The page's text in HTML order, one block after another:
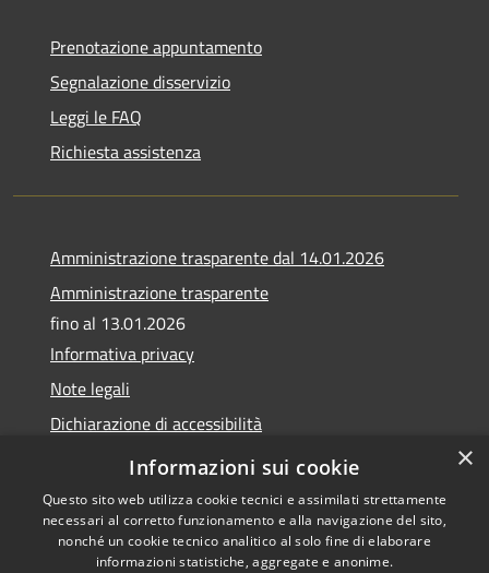
Prenotazione appuntamento
Segnalazione disservizio
Leggi le FAQ
Richiesta assistenza
Amministrazione trasparente dal 14.01.2026
Amministrazione trasparente
fino al 13.01.2026
Informativa privacy
Note legali
Dichiarazione di accessibilità
Obiettivi di accessibilità
Copyright © 2026 • Comune di
×
Informazioni sui cookie
Questo sito web utilizza cookie tecnici e assimilati strettamente
necessari al corretto funzionamento e alla navigazione del sito,
nonché un cookie tecnico analitico al solo fine di elaborare
informazioni statistiche, aggregate e anonime.